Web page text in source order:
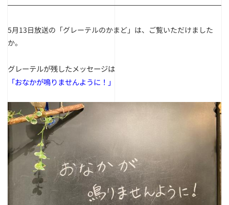
5月13日放送の「グレーテルのかまど」は、ご覧いただけました
か。
グレーテルが残したメッセージは
「おなかが鳴りませんように！」